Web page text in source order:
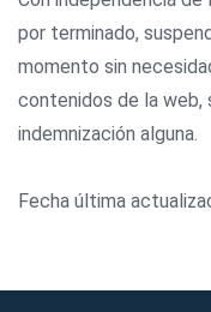
por terminado,
momento sin
contenidos de la web,
indemnización alguna.
Fecha última